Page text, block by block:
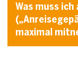
Was muss
maximal